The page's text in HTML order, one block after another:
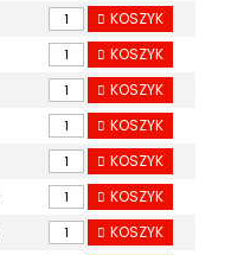
KOSZYK
KOSZYK
KOSZYK
KOSZYK
KOSZYK
KOSZYK
KOSZYK